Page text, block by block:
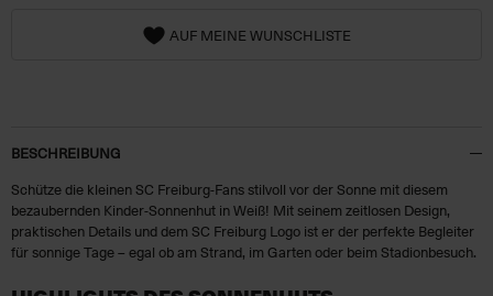
AUF MEINE WUNSCHLISTE
BESCHREIBUNG
Schütze die kleinen SC Freiburg-Fans stilvoll vor der Sonne mit diesem
bezaubernden Kinder-Sonnenhut in Weiß! Mit seinem zeitlosen Design,
praktischen Details und dem SC Freiburg Logo ist er der perfekte Begleiter
für sonnige Tage – egal ob am Strand, im Garten oder beim Stadionbesuch.